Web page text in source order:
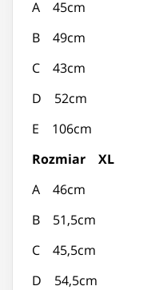
A 45cm
B 49cm
C 43cm
D 52cm
E 106cm
Rozmiar XL
A 46cm
B 51,5cm
C 45,5cm
D 54,5cm